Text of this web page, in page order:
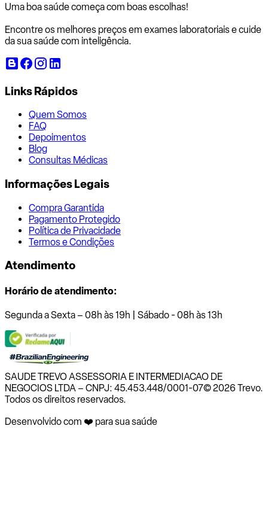
Uma boa saúde começa com boas escolhas!
Encontre os melhores preços em exames laboratoriais e cuide
da sua saúde com inteligência.
Links Rápidos
Quem Somos
FAQ
Depoimentos
Blog
Consultas Médicas
Informações Legais
Compra Garantida
Pagamento Protegido
Política de Privacidade
Termos e Condições
Atendimento
Horário de atendimento:
Segunda a Sexta – 08h às 19h | Sábado - 08h às 13h
SAUDE TREVO ASSESSORIA E INTERMEDIACAO DE
NEGOCIOS LTDA – CNPJ: 45.453.448/0001-07© 2026 Trevo.
Todos os direitos reservados.
Desenvolvido com ❤️ para sua saúde